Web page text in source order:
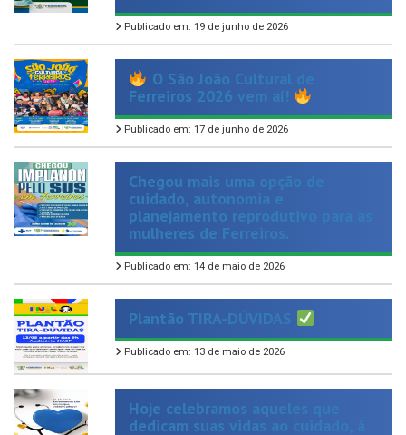
O São João Cultural de
Ferreiros 2026 vem aí!
Publicado em: 17 de junho de 2026
Chegou mais uma opção de
cuidado, autonomia e
planejamento reprodutivo para as
mulheres de Ferreiros.
Publicado em: 14 de maio de 2026
Plantão TIRA-DÚVIDAS
Publicado em: 13 de maio de 2026
Hoje celebramos aqueles que
dedicam suas vidas ao cuidado, à
atenção e ao amor ao próximo.